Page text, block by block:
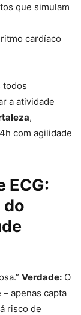
que simulam
cardíaco
todos
a atividade
,
com agilidade
ECG:
do
Verdade: O
apenas capta
risco de